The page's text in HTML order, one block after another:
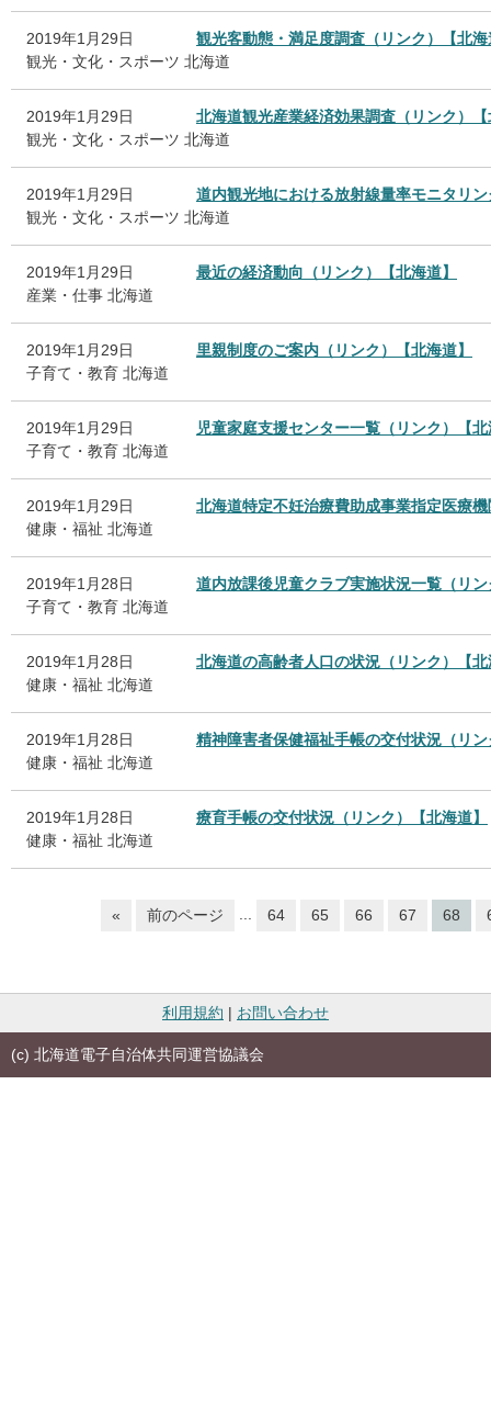
2019年1月29日
観光客動態・満足度調査（リンク）【北海
観光・文化・スポーツ 北海道
2019年1月29日
北海道観光産業経済効果調査（リンク）
観光・文化・スポーツ 北海道
2019年1月29日
道内観光地における放射線量率モニタリ
観光・文化・スポーツ 北海道
2019年1月29日
最近の経済動向（リンク）【北海道】
産業・仕事 北海道
2019年1月29日
里親制度のご案内（リンク）【北海道】
子育て・教育 北海道
2019年1月29日
児童家庭支援センター一覧（リンク）【
子育て・教育 北海道
2019年1月29日
北海道特定不妊治療費助成事業指定医療
健康・福祉 北海道
2019年1月28日
道内放課後児童クラブ実施状況一覧（リ
子育て・教育 北海道
2019年1月28日
北海道の高齢者人口の状況（リンク）【
健康・福祉 北海道
2019年1月28日
精神障害者保健福祉手帳の交付状況（リ
健康・福祉 北海道
2019年1月28日
療育手帳の交付状況（リンク）【北海道】
健康・福祉 北海道
« 前のページ ... 64 65 66 67 68
利用規約 | お問い合わせ
(c) 北海道電子自治体共同運営協議会